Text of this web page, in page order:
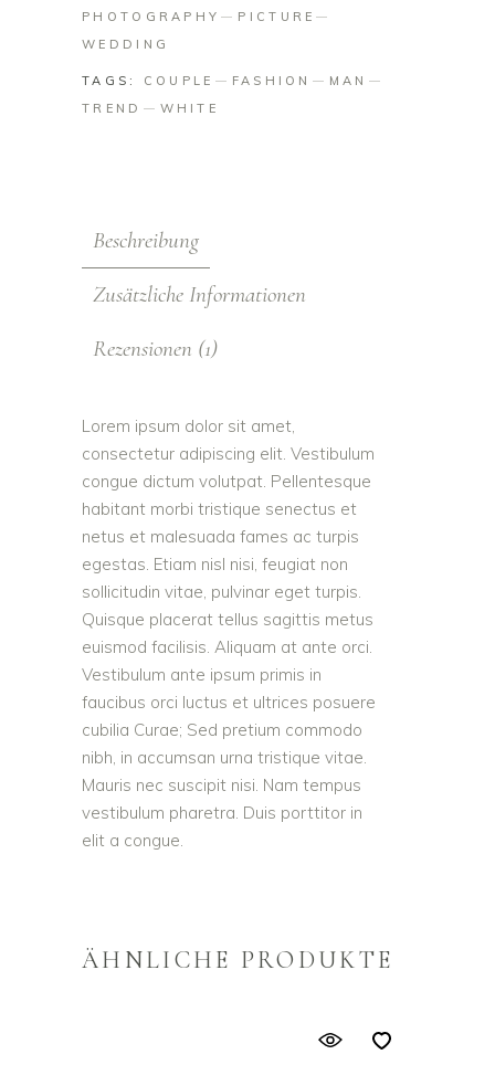
PHOTOGRAPHY
PICTURE
WEDDING
TAGS: COUPLE FASHION
MAN
TREND
WHITE
Beschreibung
Zusätzliche Informationen
Rezensionen (1)
Lorem ipsum dolor sit amet,
consectetur adipiscing elit. Vestibulum
congue dictum volutpat. Pellentesque
habitant morbi tristique senectus et
netus et malesuada fames ac turpis
egestas. Etiam nisl nisi, feugiat non
sollicitudin vitae, pulvinar eget turpis.
Quisque placerat tellus sagittis metus
euismod facilisis. Aliquam at ante orci.
Vestibulum ante ipsum primis in
faucibus orci luctus et ultrices posuere
cubilia Curae; Sed pretium commodo
nibh, in accumsan urna tristique vitae.
Mauris nec suscipit nisi. Nam tempus
vestibulum pharetra. Duis porttitor in
elit a congue.
ÄHNLICHE PRODUKTE